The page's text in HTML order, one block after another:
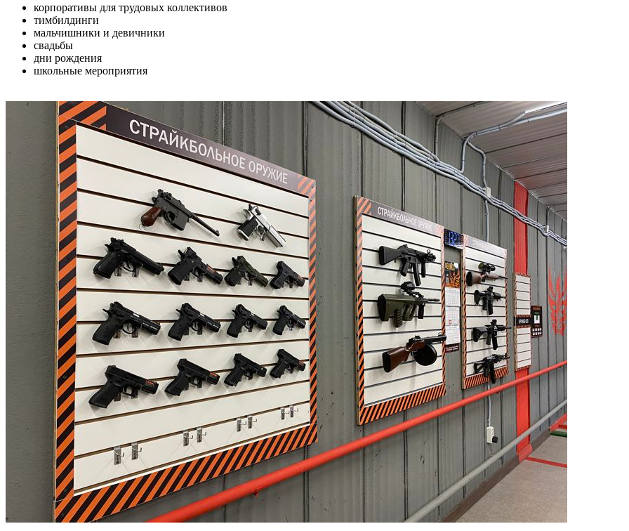
корпоративы для трудовых коллективов
тимбилдинги
мальчишники и девичники
свадьбы
дни рождения
школьные мероприятия